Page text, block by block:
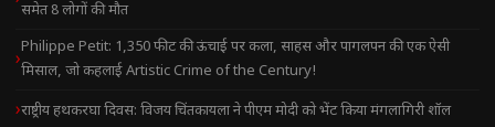
समेत 8 लोगों की मौत
Philippe Petit: 1,350 फीट की ऊंचाई पर कला, साहस और पागलपन की एक ऐसी
मिसाल, जो कहलाई Artistic Crime of the Century!
राष्ट्रीय हथकरघा दिवस: विजय चिंतकायला ने पीएम मोदी को भेंट किया मंगलागिरी शॉल